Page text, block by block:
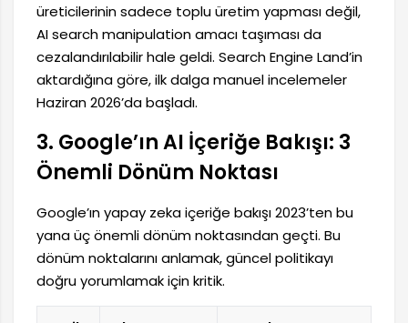
üreticilerinin sadece toplu üretim yapması değil,
AI search manipulation amacı taşıması da
cezalandırılabilir hale geldi. Search Engine Land’in
aktardığına göre, ilk dalga manuel incelemeler
Haziran 2026’da başladı.
3. Google’ın AI İçeriğe Bakışı: 3
Önemli Dönüm Noktası
Google’ın yapay zeka içeriğe bakışı 2023’ten bu
yana üç önemli dönüm noktasından geçti. Bu
dönüm noktalarını anlamak, güncel politikayı
doğru yorumlamak için kritik.